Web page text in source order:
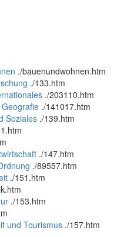
./bauenundwohnen.htm
./133.htm
./203110.htm
./141017.htm
Soziales ./139.htm
./147.htm
./89557.htm
./151.htm
./153.htm
und Tourismus ./157.htm